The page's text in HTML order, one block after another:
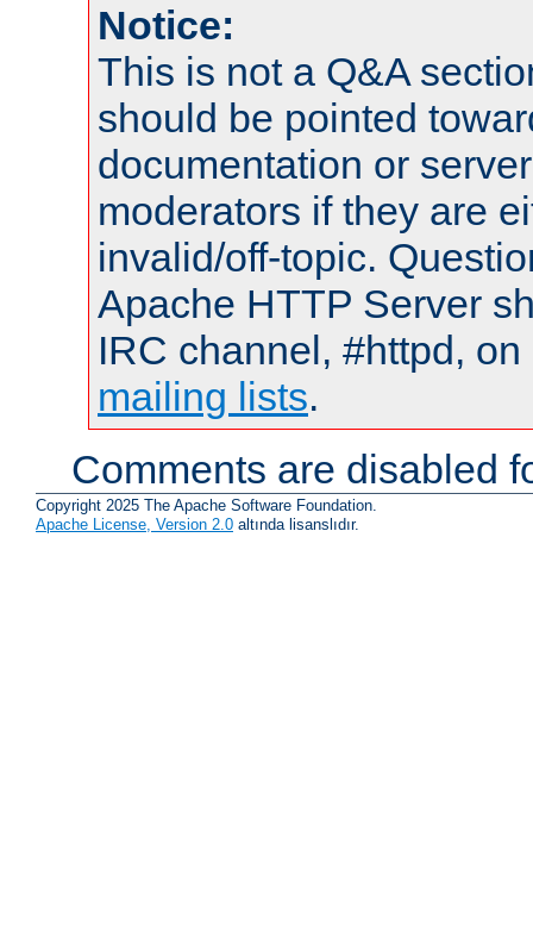
Notice:
This is not a Q&A
should be pointed
documentation or
moderators if they are
invalid/off-topic.
Apache HTTP Server
IRC channel, #httpd,
mailing lists.
Comments are disabled
Copyright 2025 The Apache Software Foundation.
Apache License, Version 2.0 altında lisanslıdır.